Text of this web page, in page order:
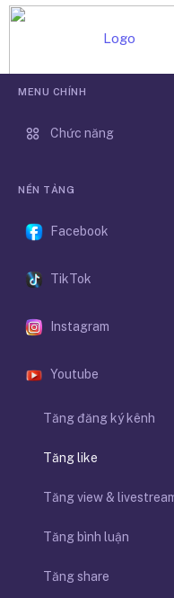
BUFFMXH.VN - BUFF
MENU CHÍNH
Chức năng
NỀN TẢNG
Facebook
TikTok
Instagram
Youtube
Tăng đăng ký kênh
Tăng like
Tăng view &
Tăng bình luận
Tăng share